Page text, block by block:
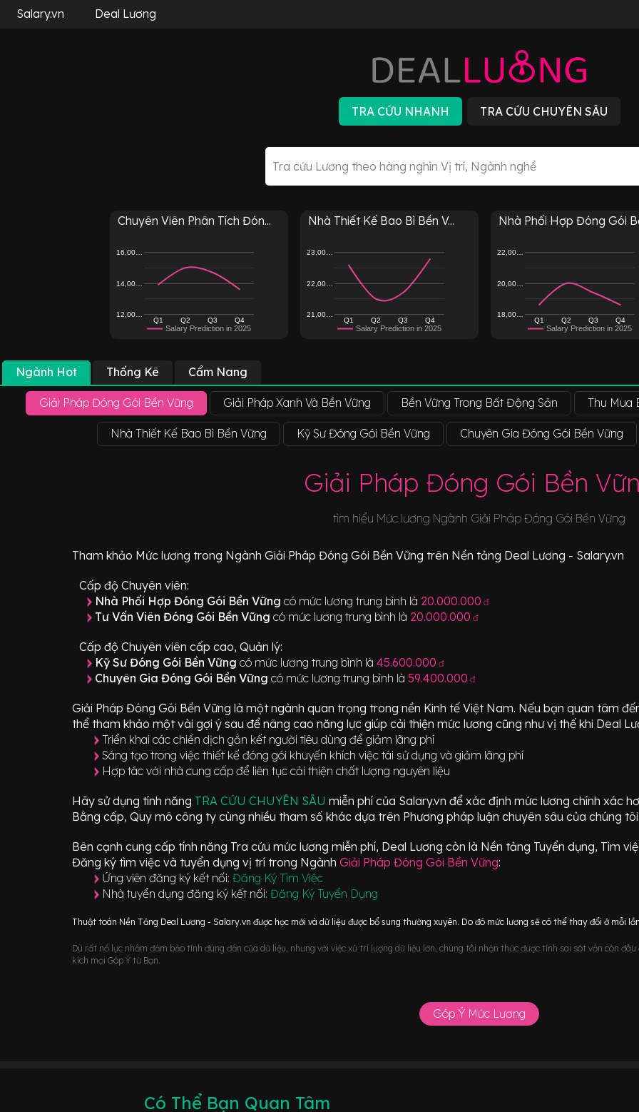
Salary.vn Deal Lương
Chuyên Viên Phân Tích Đón...
Salary Prediction in 2025
Q1 Q2 Q3 Q4
12,00…
14,00…
16,00…
Nhà Thiết Kế Bao Bì Bền V...
Salary Prediction in 2025
Q1 Q2 Q3 Q4
21,00…
22,00…
23,00…
Nhà Phối Hợp Đóng Gói
Salary Prediction in 2025
Q1 Q2 Q3 Q4
18,00…
20,00…
22,00…
Ngành Hot Thống Kê Cẩm Nang
Giải Pháp Đóng Gói Bền Vững Giải Pháp Xanh Và Bền Vững Bền Vững Trong Bất Động Sản Thu Mua
Nhà Thiết Kế Bao Bì Bền Vững Kỹ Sư Đóng Gói Bền Vững Chuyên Gia Đóng Gói Bền Vững
Giải Pháp Đóng Gói Bền
tìm hiểu Mức lương Ngành Giải Pháp Đóng Gói Bền Vững
Tham khảo Mức lương trong Ngành Giải Pháp Đóng Gói Bền Vững trên Nền tảng Deal Lương - Salary.vn
Cấp độ Chuyên viên:
Nhà Phối Hợp Đóng Gói Bền Vững có mức lương trung bình là 20.000.000 đ
Tư Vấn Viên Đóng Gói Bền Vững có mức lương trung bình là 20.000.000 đ
Cấp độ Chuyên viên cấp cao, Quản lý:
Kỹ Sư Đóng Gói Bền Vững có mức lương trung bình là 45.600.000 đ
Chuyên Gia Đóng Gói Bền Vững có mức lương trung bình là 59.400.000 đ
Giải Pháp Đóng Gói Bền Vững là một ngành quan trọng trong nền Kinh tế Việt Nam. Nếu bạn quan tâm
thể tham khảo một vài gợi ý sau để nâng cao năng lực giúp cải thiện mức lương cũng như vị thế khi Deal
Triển khai các chiến dịch gắn kết người tiêu dùng để giảm lãng phí
Sáng tạo trong việc thiết kế đóng gói khuyến khích việc tái sử dụng và giảm lãng phí
Hợp tác với nhà cung cấp để liên tục cải thiện chất lượng nguyên liệu
Hãy sử dụng tính năng TRA CỨU CHUYÊN SÂU miễn phí của Salary.vn để xác định mức lương chính xác
Bằng cấp, Quy mô công ty cùng nhiều tham số khác dựa trên Phương pháp luận chuyên sâu của chúng
Bên cạnh cung cấp tính năng Tra cứu mức lương miễn phí, Deal Lương còn là Nền tảng Tuyển dụng, Tìm
Đăng ký tìm việc và tuyển dụng vị trí trong Ngành Giải Pháp Đóng Gói Bền Vững:
Ứng viên đăng ký kết nối: Đăng Ký Tìm Việc
Nhà tuyển dụng đăng ký kết nối: Đăng Ký Tuyển Dụng
Thuật toán Nền Tảng Deal Lương - Salary.vn được học mới và dữ liệu được bổ sung thường xuyên. Do đó mức lương sẽ có thể thay đổi ở mỗi
Dù rất nổ lực nhằm đảm bảo tính đúng đắn của dữ liệu, nhưng với việc xử trí lượng dữ liệu lớn, chúng tôi nhận thức được tính sai sót vẫn còn
kích mọi Góp Ý từ Bạn.
Góp Ý Mức Lương
Có Thể Bạn Quan Tâm